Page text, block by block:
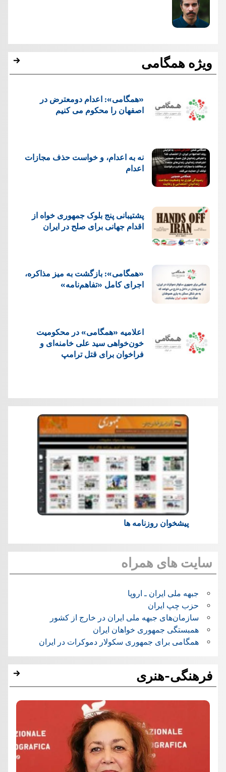
ویژه همگامی
«همگامی»: اعدام دومعترض در
اصفهان را محکوم می کنیم
نه به اعدام، و خواست حذف مجازات
اعدام
پشتيبانی پنج بلوک جمهوری خواه از
اقدام جهانی برای صلح در ایران
«همگامی»: بازگشت به میز مذاکره،
اجرای کامل «تفاهم‌نامه»
اعلامیه «همگامی» در محکومیت
خون‌خواهی سید علی خامنه‌ای و
فراخوان برای قتل ترامپ
پیشخوان روزنامه ها
سایت های همراه
جبهه ملی ایران ـ اروپا
حزب چپ ایران
سازمان‌های جبهه ملی ایران در خارج از کشور
همبستگی جمهوری خواهان ایران
همگامی برای جمهوری سکولار دموکرات در ایران
فرهنگی-هنری